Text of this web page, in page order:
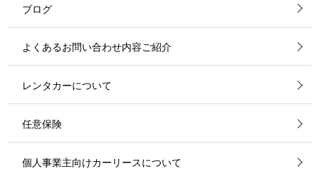
ブログ
よくあるお問い合わせ内容ご紹介
レンタカーについて
任意保険
個人事業主向けカーリースについて